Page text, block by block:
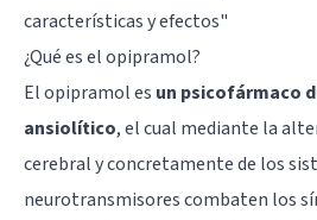
características y efectos"
¿Qué es el opipramol?
El opipramol es un psicofármaco
ansiolítico, el cual mediante la
cerebral y concretamente de los
neurotransmisores combaten los